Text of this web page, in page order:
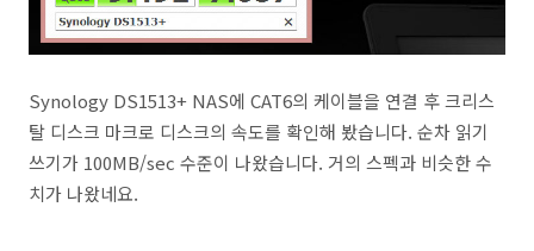
Synology DS1513+ NAS에 CAT6의 케이블을 연결 후 크리스
탈 디스크 마크로 디스크의 속도를 확인해 봤습니다. 순차 읽기
쓰기가 100MB/sec 수준이 나왔습니다. 거의 스펙과 비슷한 수
치가 나왔네요.